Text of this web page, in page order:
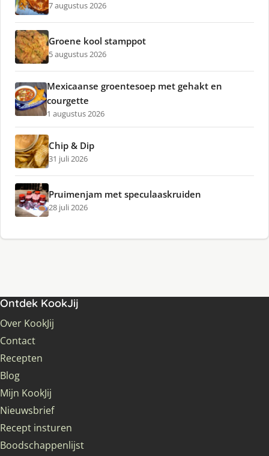
7 augustus 2026
Groene kool stamppot
5 augustus 2026
Mexicaanse groentesoep met gehakt en
courgette
1 augustus 2026
Chip & Dip
31 juli 2026
Pruimenjam met speculaaskruiden
28 juli 2026
Ontdek KookJij
Over KookJij
Contact
Recepten
Blog
Mijn KookJij
Nieuwsbrief
Recept insturen
Boodschappenlijst